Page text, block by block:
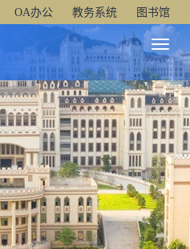
OA办公 教务系统 图书馆
Toggle